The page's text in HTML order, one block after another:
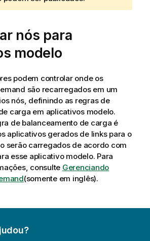
nós para
modelo
podem controlar onde os
são recarregados em um
nós, definindo as regras de
carga em aplicativos modelo.
de balanceamento de carga é
aplicativos gerados de links para o
serão carregados de acordo com
esse aplicativo modelo. Para
consulte Gerenciando
(somente em inglês).